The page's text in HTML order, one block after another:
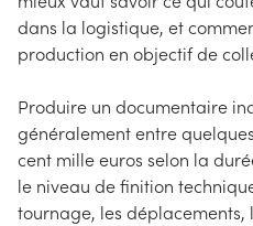
dans la logistique, et
production en objectif de
Produire un documentaire
généralement entre
cent mille euros selon la
le niveau de finition
tournage, les déplacements,